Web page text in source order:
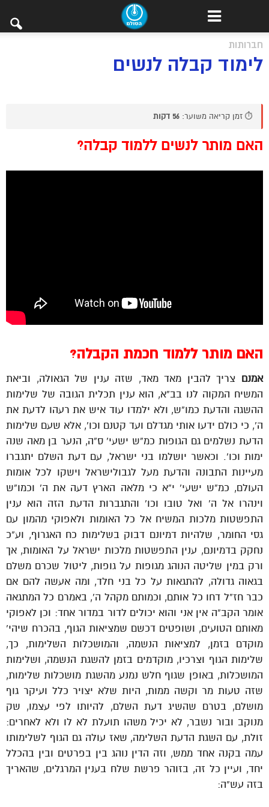
חברותות
לימוד קבלה לנשים
⏱️ זמן קריאה משוער: 56 דקות
האם מותר לנשים ללמוד קבלה?
האם מותר ללמוד חכמת הקבלה?
אמנם צריך להבין מאד מאד, שזה ענין של הגאולה, וביאת
המשיח המקוה לנו בב”א, הוא ענין תכלית הגובה של שלימות
ההשגה והדעת כמו”ש, ולא ילמדו עוד איש את רעהו לדעת את
ה’, כי כולם ידעו אותי מגדלם ועד קטנם וכו’, אלא שעם שלימות
הדעת נשלמים גם הגופות כמ”ש ישעי’ ס”ה, הנער בן מאה שנה
ימות וכו’. וכאשר יושלמו בני ישראל, עם דעת השלם יתגברו
מעיינות התבונה והדעת מעל לגבולישראל וישקו לכל אומות
העולם, כמ”ש ישעי’ י”א כי מלאה הארץ דעה את ה’ וכמו”ש
וינהרו אל ה’ ואל טובו וכו’ והתגברות הדעת הזה הוא ענין
התפשטות מלכות המשיח אל כל האומות ולאפוקי מהמון עם
גסי החומר, שלהיות דמיונם דבוק בשלימות כח האגרוף, וע”כ
נחקק בדמיונם, ענין התפשטות מלכות ישראל על האומות, אך
ורק במין שליטה הנוהג מגופות על גופות, ליטול שכרם משלם
בגאוה גדולה, להתגאות על כל בני חלד, ומה אעשה להם אם
כבר חז”ל דחו כל אותם, וכמותם מקהל ה’, באמרם כל המתגאה
אומר הקב”ה אין אני והוא יכולים לדור במדור אחד: וכן לאפוקי
מאותם הטועים, ושופטים דכשם שמציאות הגוף, בהכרח שיהי’
מוקדם בזמן, למציאות הנשמה, והמושכלות השלימות, כך,
שלימות הגוף וצרכיו, מוקדמים בזמן להשגת הנשמה, ושלימות
המושכלות, באופן שגוף חלש נמנע מהשגת מושכלות שלימות,
שזה טעות מר וקשה ממות, היות שלא יצויר כלל ועיקר גוף
מושלם, בטרם שהשיג דעת השלם, להיותו לפי עצמו, שק
מנוקב ובור נשבר, לא יכיל משהו תועלת לא לו ולא לאחרים:
זולת, עם השגת הדעת השלימה, שאז עולה גם הגוף לשלימותו
עמה בקנה אחד ממש, וזה הדין נוהג בין בפרטים ובין בהכלל
יחד, ועיין כל זה, בזוהר פרשת שלח בענין המרגלים, שהאריך
בזה עש”ה: